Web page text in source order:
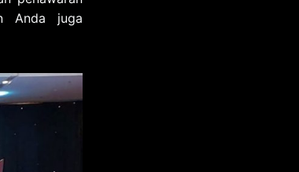
Anda juga